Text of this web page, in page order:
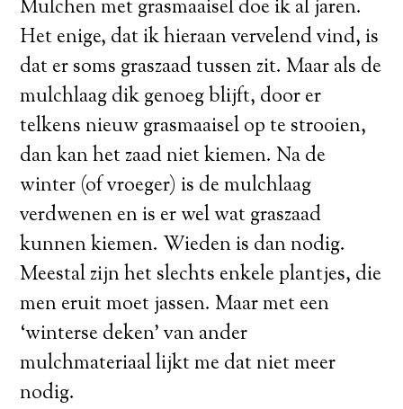
Mulchen met grasmaaisel doe ik al jaren.
Het enige, dat ik hieraan vervelend vind, is
dat er soms graszaad tussen zit. Maar als de
mulchlaag dik genoeg blijft, door er
telkens nieuw grasmaaisel op te strooien,
dan kan het zaad niet kiemen. Na de
winter (of vroeger) is de mulchlaag
verdwenen en is er wel wat graszaad
kunnen kiemen. Wieden is dan nodig.
Meestal zijn het slechts enkele plantjes, die
men eruit moet jassen. Maar met een
‘winterse deken’ van ander
mulchmateriaal lijkt me dat niet meer
nodig.